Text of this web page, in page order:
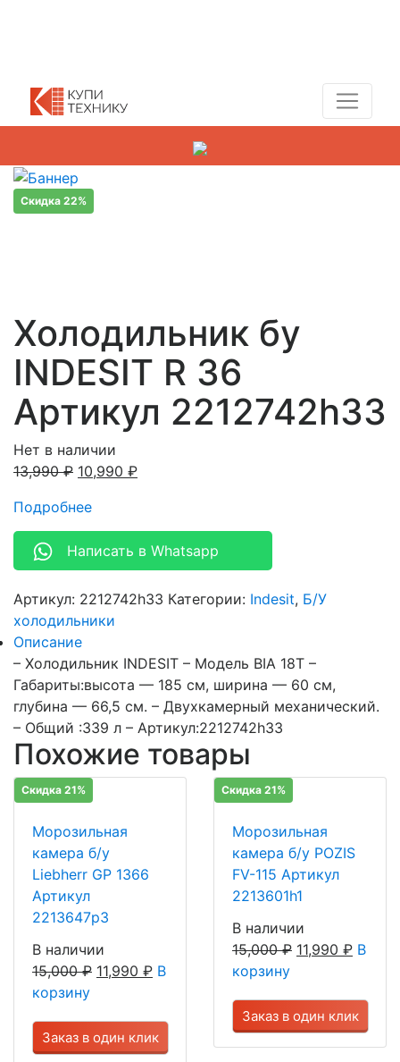
Скидка 22%
Холодильник бу
INDESIT R 36
Артикул 2212742h33
Нет в наличии
13,990₽ 10,990 ₽
Подробнее
Написать в Whatsapp
Артикул: 2212742h33 Категории: Indesit, Б/У
холодильники
Описание
– Холодильник INDESIT – Модель BIA 18T –
Габариты:высота — 185 см, ширина — 60 см,
глубина — 66,5 см. – Двухкамерный механический.
– Общий :339 л – Артикул:2212742h33
Похожие товары
Скидка 21%
Морозильная
камера б/у
Liebherr GP 1366
Артикул
2213647р3
В наличии
15,000₽ 11,990 ₽ В
корзину
Заказ в один клик
Скидка 21%
Морозильная
камера б/у POZIS
FV-115 Артикул
2213601h1
В наличии
15,000₽ 11,990 ₽ В
корзину
Заказ в один клик